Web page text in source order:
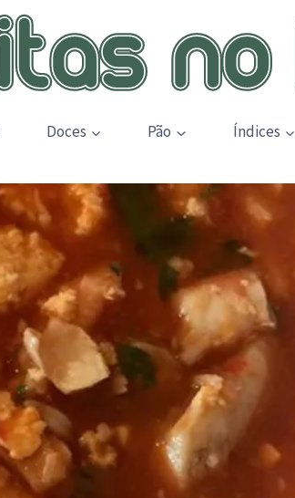
Doces Pão Índices